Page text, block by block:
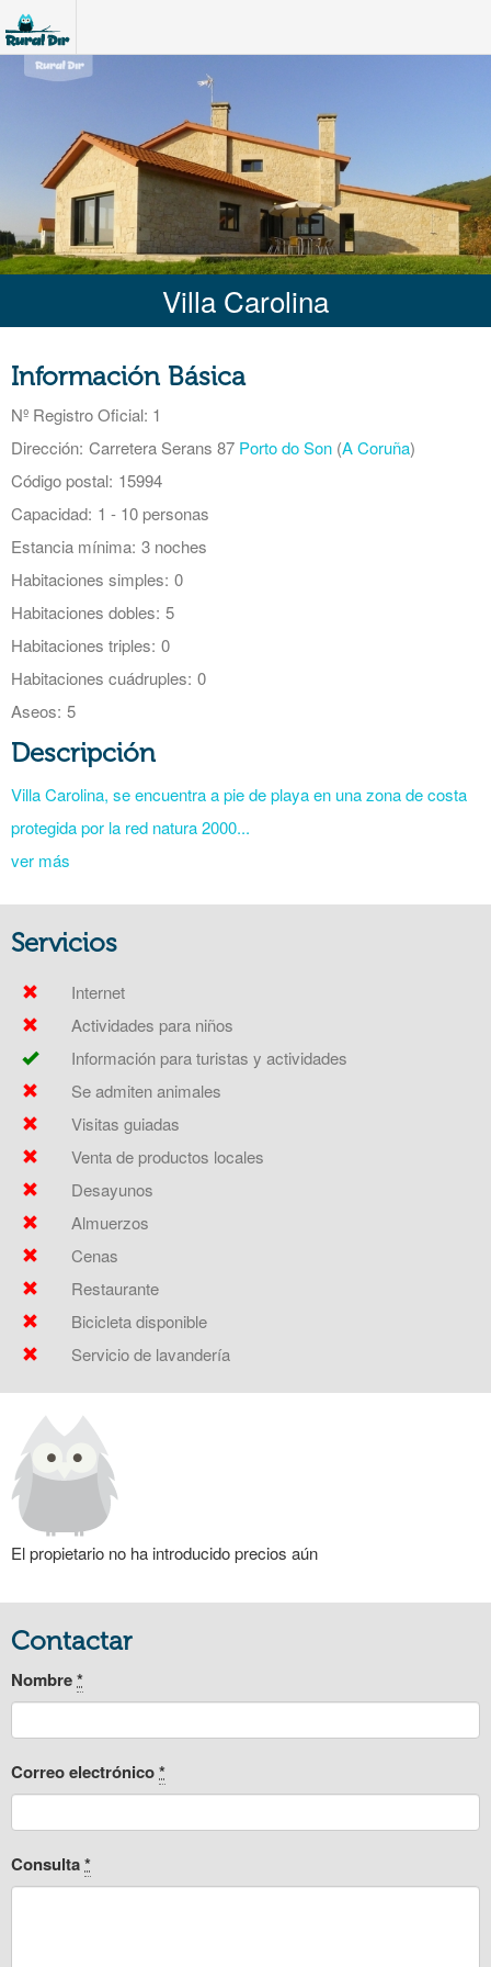
Villa Carolina
Información Básica
Nº Registro Oficial: 1
Dirección: Carretera Serans 87 Porto do Son (A Coruña)
Código postal: 15994
Capacidad: 1 - 10 personas
Estancia mínima: 3 noches
Habitaciones simples: 0
Habitaciones dobles: 5
Habitaciones triples: 0
Habitaciones cuádruples: 0
Aseos: 5
Descripción
Villa Carolina, se encuentra a pie de playa en una zona de costa
protegida por la red natura 2000...
ver más
Servicios
Internet
Actividades para niños
Información para turistas y actividades
Se admiten animales
Visitas guiadas
Venta de productos locales
Desayunos
Almuerzos
Cenas
Restaurante
Bicicleta disponible
Servicio de lavandería
El propietario no ha introducido precios aún
Contactar
Nombre*
Correo electrónico*
Consulta*